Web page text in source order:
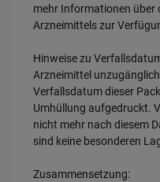
Statistik & Tracking:
Art und Weise der Nutzung
relevant für Sie zu gestalten.
teilweise an Dritte wie z.B.
werden.
mehr Informationen über
Arzneimittels zur
Hinweise zu
Arzneimittel
Verfallsdatum dieser
Umhüllung aufgedruckt.
nicht mehr nach diesem
sind keine besonderen
Zusammensetzung: